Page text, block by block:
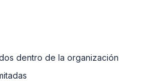
de nuestros analistas y una
del informe dentro de 180
dentro de la organización